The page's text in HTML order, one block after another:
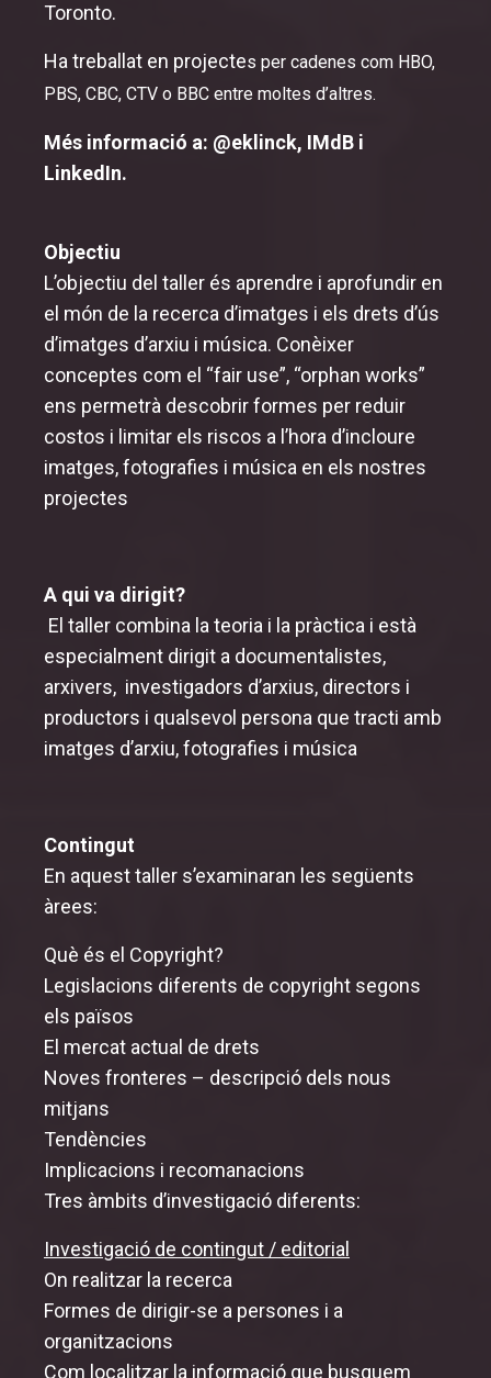
Toronto.
Ha treballat en projectes per cadenes com HBO,
PBS, CBC, CTV o BBC entre moltes d’altres.
Més informació a: @eklinck, IMdB i
LinkedIn.
Objectiu
L’objectiu del taller és aprendre i aprofundir en
el món de la recerca d’imatges i els drets d’ús
d’imatges d’arxiu i música. Conèixer
conceptes com el “fair use”, “orphan works”
ens permetrà descobrir formes per reduir
costos i limitar els riscos a l’hora d’incloure
imatges, fotografies i música en els nostres
projectes
A qui va dirigit?
El taller combina la teoria i la pràctica i està
especialment dirigit a documentalistes,
arxivers, investigadors d’arxius, directors i
productors i qualsevol persona que tracti amb
imatges d’arxiu, fotografies i música
Contingut
En aquest taller s’examinaran les següents
àrees:
Què és el Copyright?
Legislacions diferents de copyright segons
els països
El mercat actual de drets
Noves fronteres – descripció dels nous
mitjans
Tendències
Implicacions i recomanacions
Tres àmbits d’investigació diferents:
Investigació de contingut / editorial
On realitzar la recerca
Formes de dirigir-se a persones i a
organitzacions
Com localitzar la informació que busquem